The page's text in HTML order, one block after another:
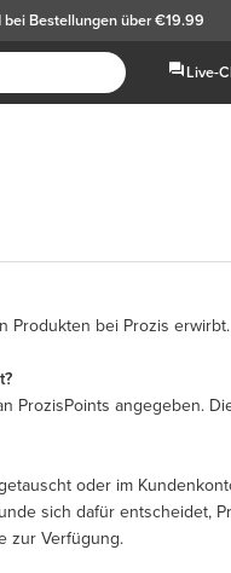
bei Bestellungen über €19.99
Live-
Produkten bei Prozis
ProzisPoints angegeben.
oder im
sich dafür entscheidet,
zur Verfügung.